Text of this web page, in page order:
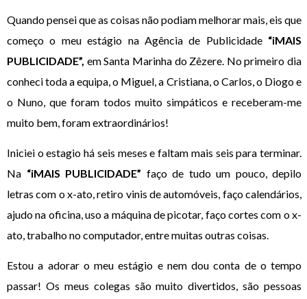
Quando pensei que as coisas não podiam melhorar mais, eis que
começo o meu estágio na Agência de Publicidade “iMAIS
PUBLICIDADE”, em Santa Marinha do Zêzere. No primeiro dia
conheci toda a equipa, o Miguel, a Cristiana, o Carlos, o Diogo e
o Nuno, que foram todos muito simpáticos e receberam-me
muito bem, foram extraordinários!
Iniciei o estagio há seis meses e faltam mais seis para terminar.
Na “iMAIS PUBLICIDADE” faço de tudo um pouco, depilo
letras com o x-ato, retiro vinis de automóveis, faço calendários,
ajudo na oficina, uso a máquina de picotar, faço cortes com o x-
ato, trabalho no computador, entre muitas outras coisas.
Estou a adorar o meu estágio e nem dou conta de o tempo
passar! Os meus colegas são muito divertidos, são pessoas